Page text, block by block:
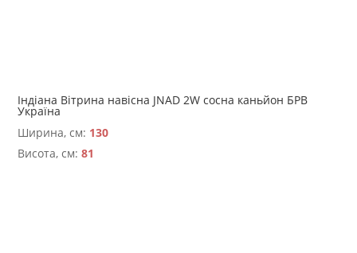
Індіана Вітрина навісна JNAD 2W сосна каньйон БРВ
Україна
Ширина, см: 130
Висота, см:81